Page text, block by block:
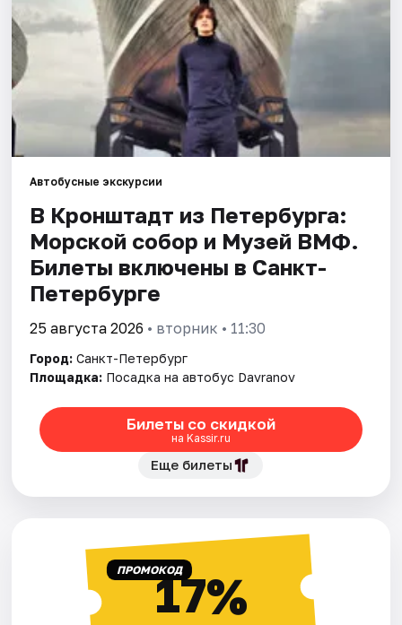
Города
Площадки
Автобусные экскурсии
В Кронштадт из Петербурга:
Морской собор и Музей ВМФ.
Билеты включены в Санкт-
Петербурге
25 августа 2026 • вторник • 11:30
Город: Санкт-Петербург
Площадка: Посадка на автобус Davranov
Билеты со скидкой
на Kassir.ru
Еще билеты
ПРОМОКОД17%